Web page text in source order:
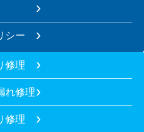
シー
修理
れ修理
修理